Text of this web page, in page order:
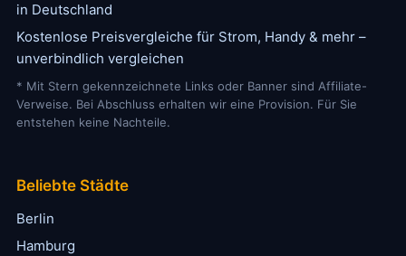
in Deutschland
Kostenlose Preisvergleiche für Strom, Handy & mehr –
unverbindlich vergleichen
* Mit Stern gekennzeichnete Links oder Banner sind Affiliate-
Verweise. Bei Abschluss erhalten wir eine Provision. Für Sie
entstehen keine Nachteile.
Beliebte Städte
Berlin
Hamburg